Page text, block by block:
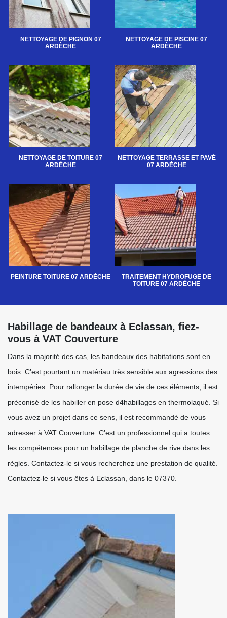
NETTOYAGE DE PIGNON 07
ARDÈCHE
NETTOYAGE DE PISCINE 07
ARDÈCHE
NETTOYAGE DE TOITURE 07
ARDÈCHE
NETTOYAGE TERRASSE ET PAVÉ
07 ARDÈCHE
PEINTURE TOITURE 07 ARDÈCHE
TRAITEMENT HYDROFUGE DE
TOITURE 07 ARDÈCHE
Habillage de bandeaux à Eclassan, fiez-
vous à VAT Couverture
Dans la majorité des cas, les bandeaux des habitations sont en
bois. C’est pourtant un matériau très sensible aux agressions des
intempéries. Pour rallonger la durée de vie de ces éléments, il est
préconisé de les habiller en pose d4habillages en thermolaqué. Si
vous avez un projet dans ce sens, il est recommandé de vous
adresser à VAT Couverture. C’est un professionnel qui a toutes
les compétences pour un habillage de planche de rive dans les
règles. Contactez-le si vous recherchez une prestation de qualité.
Contactez-le si vous êtes à Eclassan, dans le 07370.